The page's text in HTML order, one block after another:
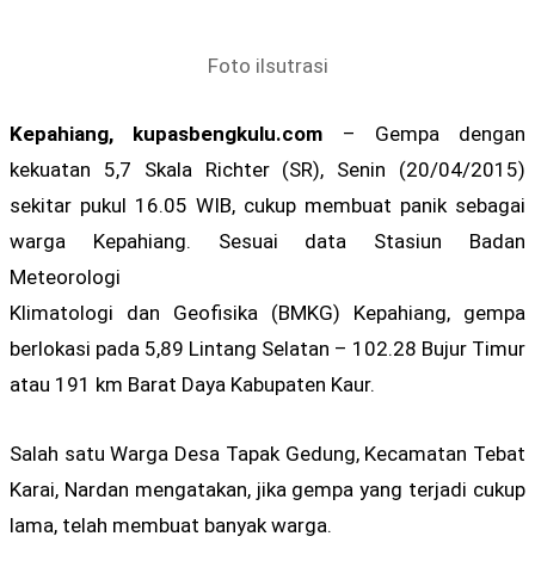
Foto ilsutrasi
Kepahiang, kupasbengkulu.com – Gempa dengan
kekuatan 5,7 Skala Richter (SR), Senin (20/04/2015)
sekitar pukul 16.05 WIB, cukup membuat panik sebagai
warga Kepahiang. Sesuai data Stasiun Badan
Meteorologi
Klimatologi dan Geofisika (BMKG) Kepahiang, gempa
berlokasi pada 5,89 Lintang Selatan – 102.28 Bujur Timur
atau 191 km Barat Daya Kabupaten Kaur.
Salah satu Warga Desa Tapak Gedung, Kecamatan Tebat
Karai, Nardan mengatakan, jika gempa yang terjadi cukup
lama, telah membuat banyak warga.